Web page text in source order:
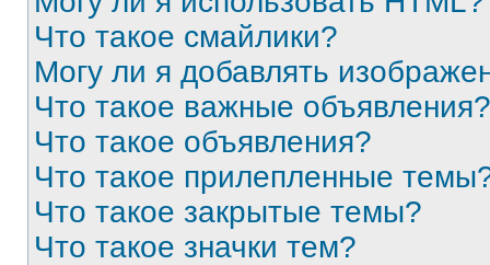
Что такое смайлики?
Могу ли я добавлять
Что такое важные объявления?
Что такое объявления?
Что такое прилепленные
Что такое закрытые темы?
Что такое значки тем?